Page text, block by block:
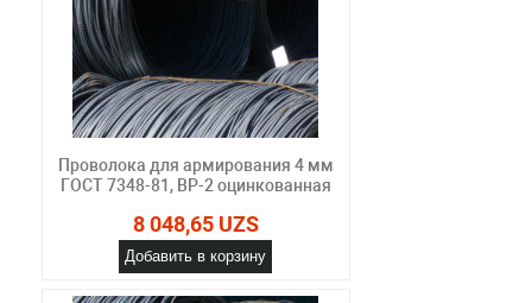
Проволока для армирования 4 мм
ГОСТ 7348-81, ВР-2 оцинкованная
8 048,65 UZS
Добавить в корзину